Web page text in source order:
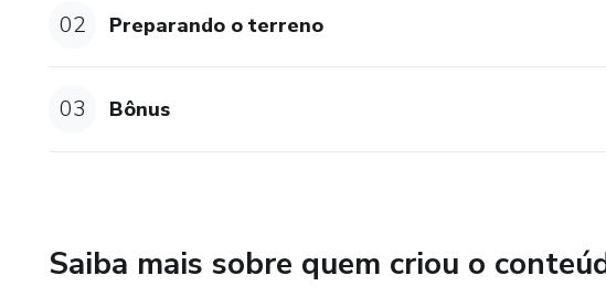
02 Preparando o terreno
03 Bônus
Saiba mais sobre quem criou o